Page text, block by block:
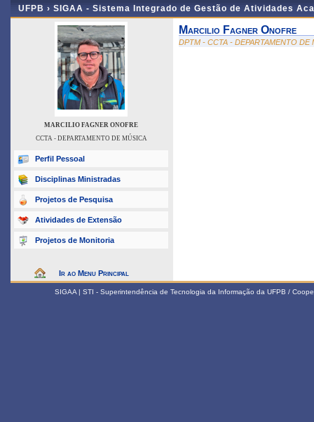
UFPB › SIGAA - Sistema Integrado de Gestão de Atividades
MARCILIO FAGNER ONOFRE
CCTA - DEPARTAMENTO DE MÚSICA
Perfil Pessoal
Disciplinas Ministradas
Projetos de Pesquisa
Atividades de Extensão
Projetos de Monitoria
Ir ao Menu Principal
Marcilio Fagner Onofre
DPTM - CCTA - DEPARTAMENTO DE
SIGAA | STI - Superintendência de Tecnologia da Informação da UFPB /